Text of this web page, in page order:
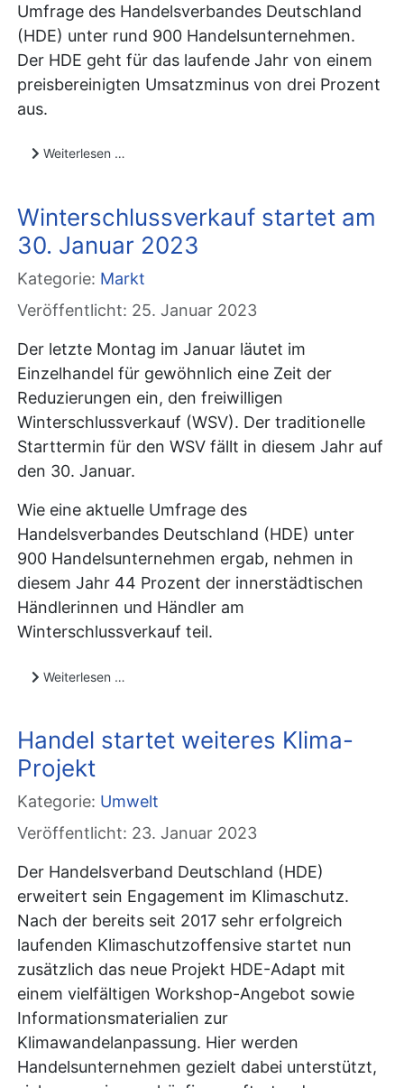
Umfrage des Handelsverbandes Deutschland
(HDE) unter rund 900 Handelsunternehmen.
Der HDE geht für das laufende Jahr von einem
preisbereinigten Umsatzminus von drei Prozent
aus.
Weiterlesen …
Winterschlussverkauf startet am
30. Januar 2023
Kategorie: Markt
Veröffentlicht: 25. Januar 2023
Der letzte Montag im Januar läutet im
Einzelhandel für gewöhnlich eine Zeit der
Reduzierungen ein, den freiwilligen
Winterschlussverkauf (WSV). Der traditionelle
Starttermin für den WSV fällt in diesem Jahr auf
den 30. Januar.
Wie eine aktuelle Umfrage des
Handelsverbandes Deutschland (HDE) unter
900 Handelsunternehmen ergab, nehmen in
diesem Jahr 44 Prozent der innerstädtischen
Händlerinnen und Händler am
Winterschlussverkauf teil.
Weiterlesen …
Handel startet weiteres Klima-
Projekt
Kategorie: Umwelt
Veröffentlicht: 23. Januar 2023
Der Handelsverband Deutschland (HDE)
erweitert sein Engagement im Klimaschutz.
Nach der bereits seit 2017 sehr erfolgreich
laufenden Klimaschutzoffensive startet nun
zusätzlich das neue Projekt HDE-Adapt mit
einem vielfältigen Workshop-Angebot sowie
Informationsmaterialien zur
Klimawandelanpassung. Hier werden
Handelsunternehmen gezielt dabei unterstützt,